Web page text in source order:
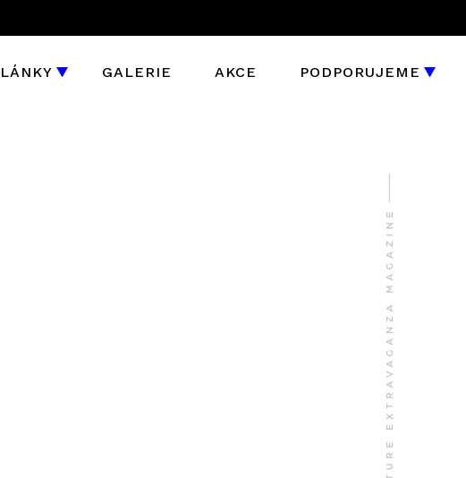
GALERIE AKCE PODPORUJEME